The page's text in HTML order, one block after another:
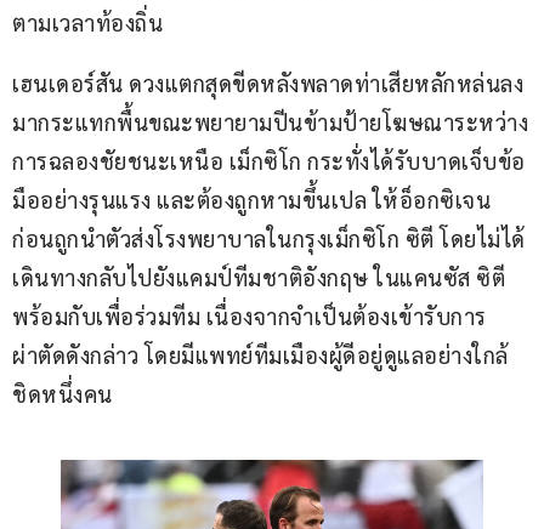
ตามเวลาท้องถิ่น
เฮนเดอร์สัน ดวงแตกสุดขีดหลังพลาดท่าเสียหลักหล่นลง
มากระแทกพื้นขณะพยายามปีนข้ามป้ายโฆษณาระหว่าง
การฉลองชัยชนะเหนือ เม็กซิโก กระทั่งได้รับบาดเจ็บข้อ
มืออย่างรุนแรง และต้องถูกหามขึ้นเปล ให้อ็อกซิเจน
ก่อนถูกนำตัวส่งโรงพยาบาลในกรุงเม็กซิโก ซิตี โดยไม่ได้
เดินทางกลับไปยังแคมป์ทีมชาติอังกฤษ ในแคนซัส ซิตี
พร้อมกับเพื่อร่วมทีม เนื่องจากจำเป็นต้องเข้ารับการ
ผ่าตัดดังกล่าว โดยมีแพทย์ทีมเมืองผู้ดีอยู่ดูแลอย่างใกล้
ชิดหนึ่งคน